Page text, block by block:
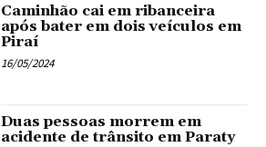
Caminhão cai em ribanceira
após bater em dois veículos em
Piraí
16/05/2024
Duas pessoas morrem em
acidente de trânsito em Paraty